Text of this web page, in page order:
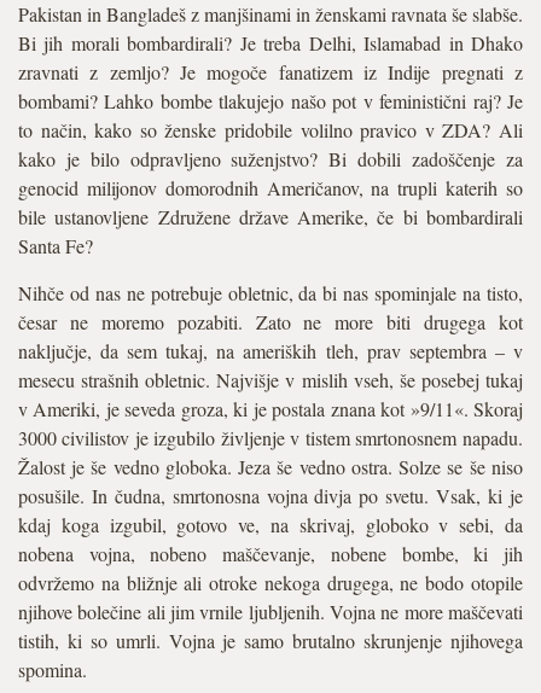
Pakistan in Bangladeš z manjšinami in ženskami ravnata še slabše.
Bi jih morali bombardirali? Je treba Delhi, Islamabad in Dhako
zravnati z zemljo? Je mogoče fanatizem iz Indije pregnati z
bombami? Lahko bombe tlakujejo našo pot v feministični raj? Je
to način, kako so ženske pridobile volilno pravico v ZDA? Ali
kako je bilo odpravljeno suženjstvo? Bi dobili zadoščenje za
genocid milijonov domorodnih Američanov, na trupli katerih so
bile ustanovljene Združene države Amerike, če bi bombardirali
Santa Fe?
Nihče od nas ne potrebuje obletnic, da bi nas spominjale na tisto,
česar ne moremo pozabiti. Zato ne more biti drugega kot
naključje, da sem tukaj, na ameriških tleh, prav septembra – v
mesecu strašnih obletnic. Najvišje v mislih vseh, še posebej tukaj
v Ameriki, je seveda groza, ki je postala znana kot »9/11«. Skoraj
3000 civilistov je izgubilo življenje v tistem smrtonosnem napadu.
Žalost je še vedno globoka. Jeza še vedno ostra. Solze se še niso
posušile. In čudna, smrtonosna vojna divja po svetu. Vsak, ki je
kdaj koga izgubil, gotovo ve, na skrivaj, globoko v sebi, da
nobena vojna, nobeno maščevanje, nobene bombe, ki jih
odvržemo na bližnje ali otroke nekoga drugega, ne bodo otopile
njihove bolečine ali jim vrnile ljubljenih. Vojna ne more maščevati
tistih, ki so umrli. Vojna je samo brutalno skrunjenje njihovega
spomina.